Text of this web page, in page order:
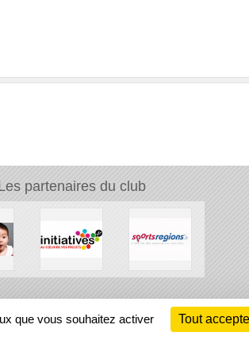
partenaires du club
que vous souhaitez activer Tout